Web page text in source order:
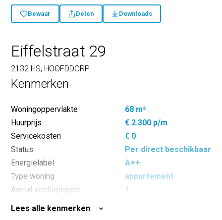
Bewaar Delen Downloads
Eiffelstraat 29
2132 HS, HOOFDDORP
Kenmerken
Woningoppervlakte
68 m²
Huurprijs
€ 2.300 p/m
Servicekosten
€ 0
Status
Per direct beschikbaar
Energielabel
A++
Type woning
appartement
Aantal verdiepingen
1
Aantal kamers
Lees alle kenmerken